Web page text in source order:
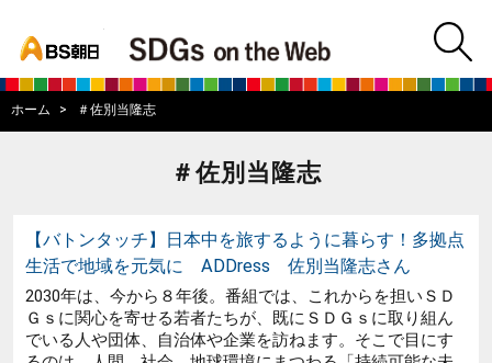
BS朝日SDGs
ホーム ＃佐別当隆志
＃佐別当隆志
【バトンタッチ】日本中を旅するように暮らす！多拠点
生活で地域を元気に ADDress 佐別当隆志さん
2030年は、今から８年後。番組では、これからを担いＳＤ
Ｇｓに関心を寄せる若者たちが、既にＳＤＧｓに取り組ん
でいる人や団体、自治体や企業を訪ねます。そこで目にす